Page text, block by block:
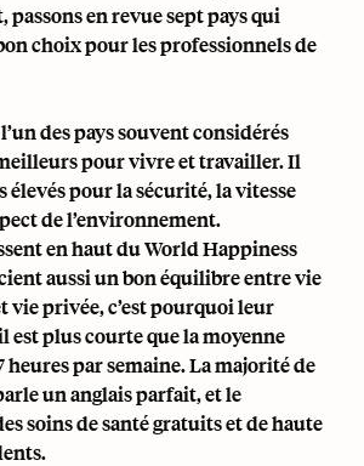
passons en revue sept pays qui
choix pour les professionnels de
des pays souvent considérés
pour vivre et travailler. Il
élevés pour la sécurité, la vitesse
de l’environnement.
en haut duWorld Happiness
aussi un bon équilibre entre vie
vie privée, c’est pourquoi leur
est plus courte que la moyenne
heures par semaine. La majorité de
un anglais parfait, et le
soins de santé gratuits et de haute